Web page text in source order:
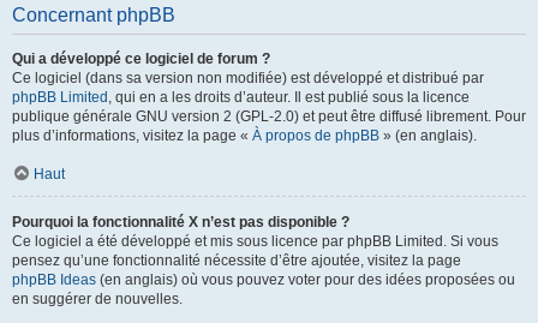
Concernant phpBB
Qui a développé ce logiciel de forum ?
Ce logiciel (dans sa version non modifiée) est développé et distribué par
phpBB Limited , qui en a les droits d’auteur. Il est publié sous la licence
publique générale GNU version 2 (GPL-2.0) et peut être diffusé librement. Pour
plus d’informations, visitez la page « À propos de phpBB » (en anglais).
Haut
Pourquoi la fonctionnalité X n’est pas disponible ?
Ce logiciel a été développé et mis sous licence par phpBB Limited. Si vous
pensez qu’une fonctionnalité nécessite d’être ajoutée, visitez la page
phpBB Ideas (en anglais) où vous pouvez voter pour des idées proposées ou
en suggérer de nouvelles.